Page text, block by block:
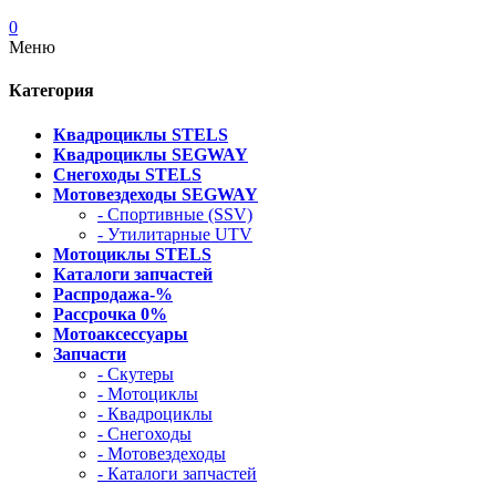
0
Меню
Категория
Квадроциклы STELS
Квадроциклы SEGWAY
Снегоходы STELS
Мотовездеходы SEGWAY
- Спортивные (SSV)
- Утилитарные UTV
Мотоциклы STELS
Каталоги запчастей
Распродажа-%
Рассрочка 0%
Мотоаксессуары
Запчасти
- Скутеры
- Мотоциклы
- Квадроциклы
- Снегоходы
- Мотовездеходы
- Каталоги запчастей